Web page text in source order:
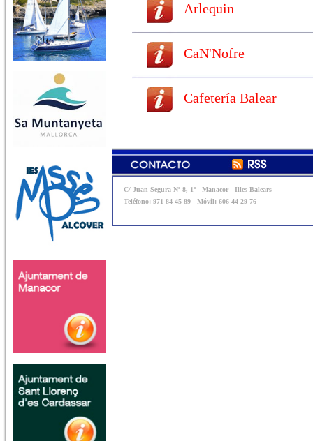
Arlequin
CaN'Nofre
Cafetería Balear
C/ Juan Segura Nº 8, 1º - Manacor - Illes Balears
Teléfono: 971 84 45 89 - Móvil: 606 44 29 76